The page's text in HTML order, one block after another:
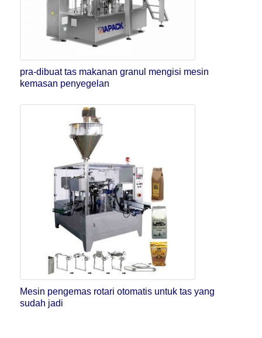
pra-dibuat tas makanan granul mengisi mesin
kemasan penyegelan
Mesin pengemas rotari otomatis untuk tas yang
sudah jadi